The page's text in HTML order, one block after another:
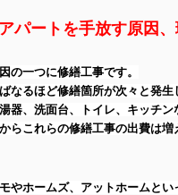
パートを手放す原因、
の一つに修繕工事です。
なるほど修繕箇所が次々と発生
器、洗面台、トイレ、キッチン
らこれらの修繕工事の出費は増
やホームズ、アットホームとい